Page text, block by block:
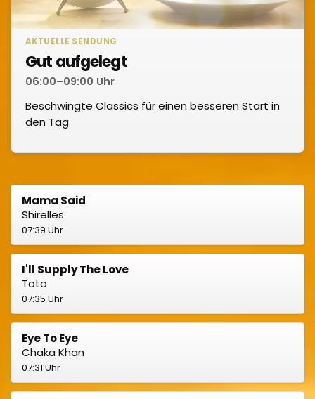
AKTUELLE SENDUNG
Gut aufgelegt
06:00–09:00 Uhr
Beschwingte Classics für einen besseren Start in
den Tag
Mama Said
Shirelles
07:39 Uhr
I'll Supply The Love
Toto
07:35 Uhr
Eye To Eye
Chaka Khan
07:31 Uhr